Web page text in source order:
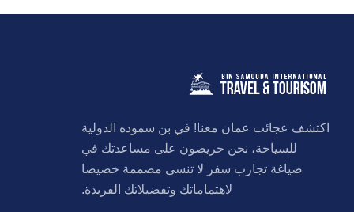
اكتشف عجائب عمان معنا! في بن سموده الدولية
للسياحة، نحن حريصون على مساعدتك في
صياغة تجارب سفر لا تنسى مصممة خصيصا
لاهتماماتك وتفضيلاتك الفريدة.